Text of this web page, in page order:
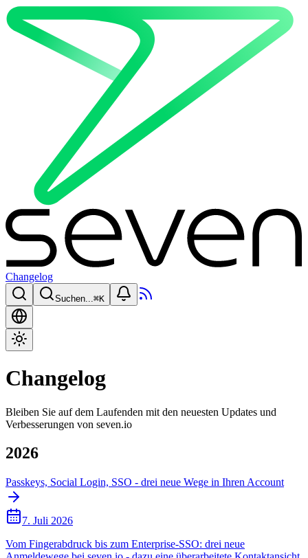
Changelog
Suchen... ⌘K
Changelog
Bleiben Sie auf dem Laufenden mit den neuesten Updates und
Verbesserungen von seven.io
2026
Passkeys, Social Login, SSO - drei neue Wege in Ihren Account
7. Juli 2026
Vom Fingerabdruck bis zum Enterprise-SSO: drei neue